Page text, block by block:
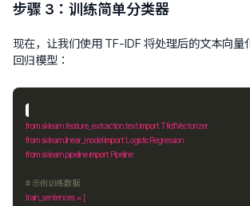
步骤 3：训练简单分类器
现在，让我们使用 TF-IDF 将处理后的文本向量
回归模型：
from sklearn.feature_extraction.text import
from sklearn.linear_model import
from sklearn.pipeline import
# 示例训练数据
train_sentences =